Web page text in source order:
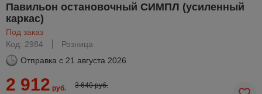
Павильон остановочный СИМПЛ (усиленный
каркас)
Под заказ
Код: 2984
Розница
Отправка с 21 августа 2026
2 912 руб. 3 640 руб.